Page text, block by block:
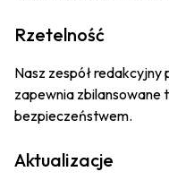
Rzetelność
Nasz zespół
zapewnia zbilansowane
bezpieczeństwem.
Aktualizacje